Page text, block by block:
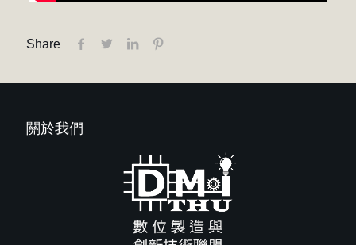
Share
關於我們